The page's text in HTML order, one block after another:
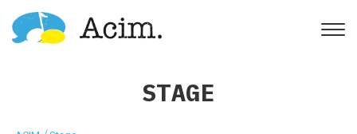
Ouvrir la barre d’outils
STAGE